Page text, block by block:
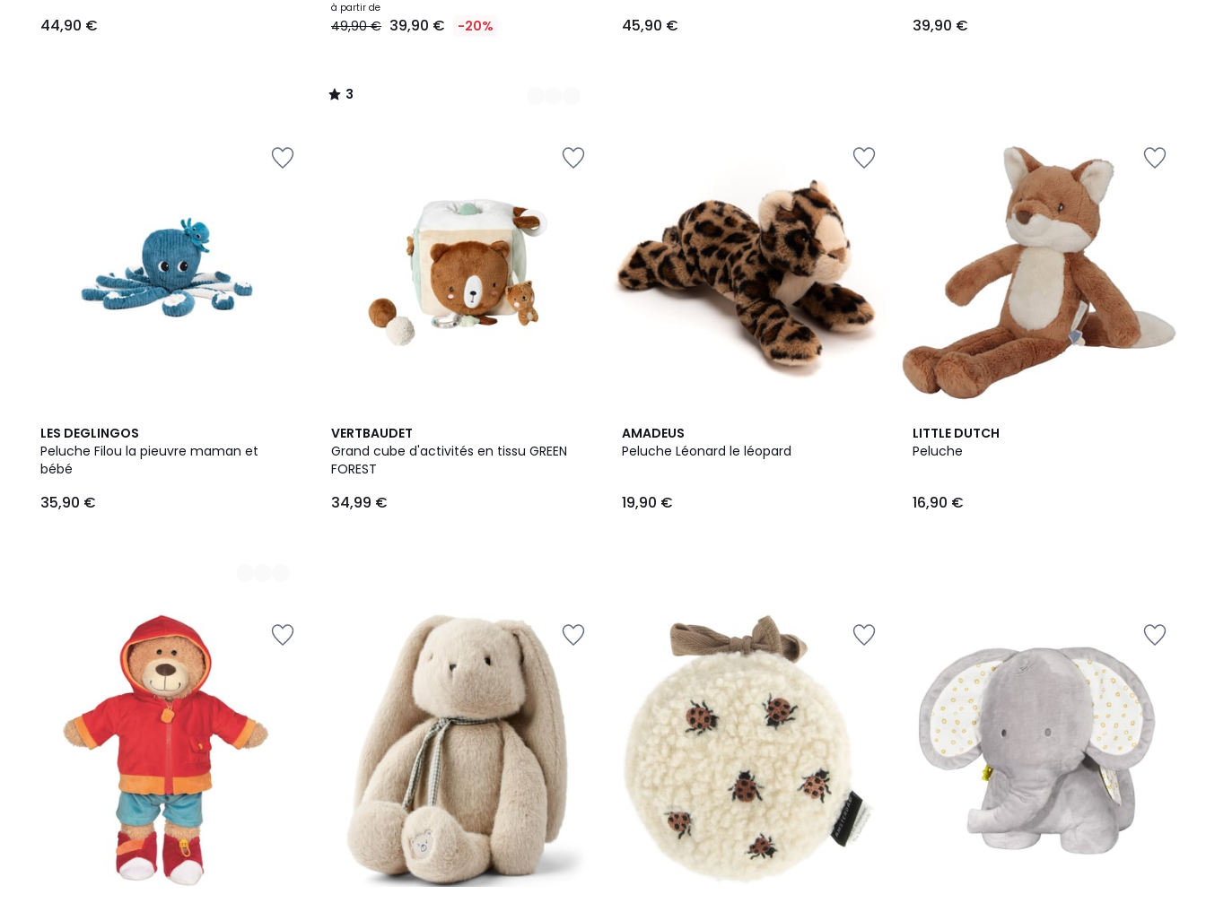
44,90 €
à partir de
49,90 € 39,90 € -20%
3
/
45,90 € 39,90 €
LES DEGLINGOS
Peluche Filou la pieuvre maman et
bébé
35,90 €
2
Couleurs
VERTBAUDET
Grand cube d'activités en tissu GREEN
FOREST
34,99 €
AMADEUS
Peluche Léonard le léopard
19,90 €
LITTLE DUTCH
Peluche
16,90 €